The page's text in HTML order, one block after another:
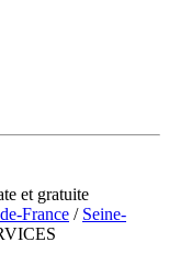
et gratuite
France / Seine-